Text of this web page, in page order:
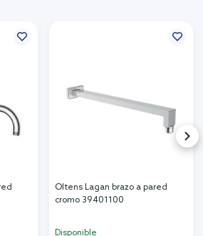
Oltens Lagan brazo a pared
cromo 39401100
Disponible